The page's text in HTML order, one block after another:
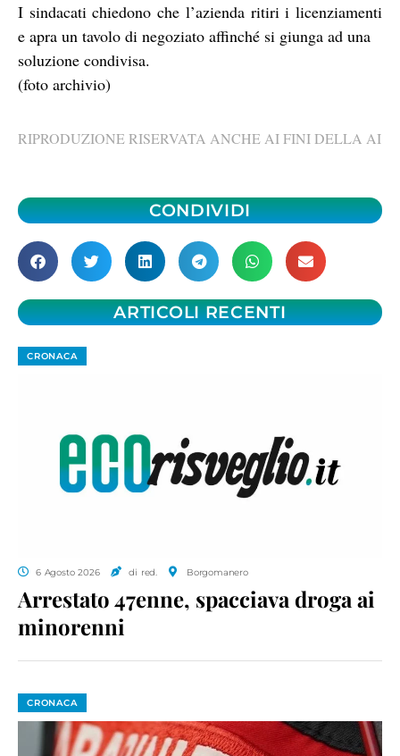
I sindacati chiedono che l’azienda ritiri i licenziamenti
e apra un tavolo di negoziato affinché si giunga ad una
soluzione condivisa.
(foto archivio)
RIPRODUZIONE RISERVATA ANCHE AI FINI DELLA AI
CONDIVIDI
ARTICOLI RECENTI
CRONACA
6 Agosto 2026 di red. Borgomanero
Arrestato 47enne, spacciava droga ai
minorenni
CRONACA